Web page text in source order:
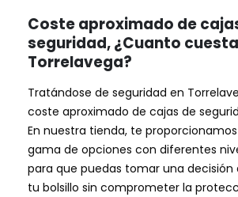
Coste aproximado de
seguridad, ¿Cuanto
Torrelavega?
Tratándose de seguridad en
coste aproximado de cajas de
En nuestra tienda, te
gama de opciones con diferentes
para que puedas tomar una decisión
tu bolsillo sin comprometer la